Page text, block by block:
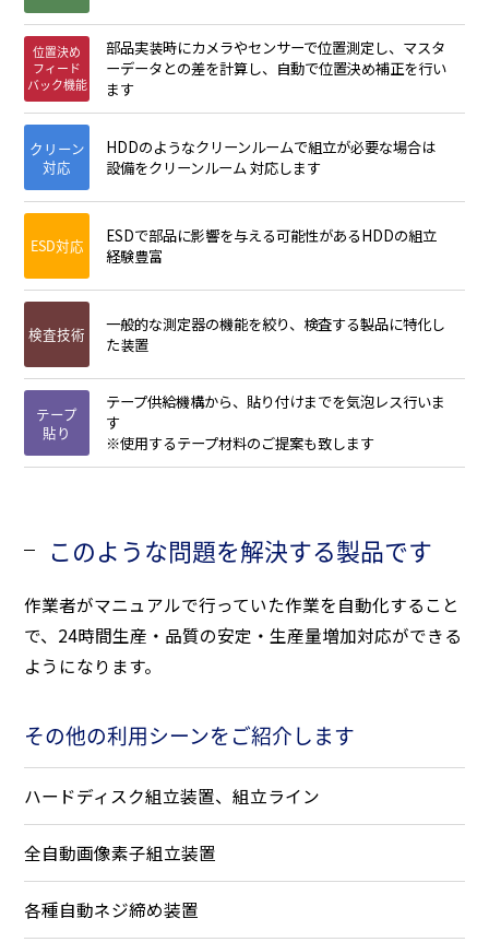
位置決め
フィード
バック機能
部品実装時にカメラやセンサーで位置測定し、マスタ
ーデータとの差を計算し、自動で位置決め補正を行い
ます
クリーン
対応
HDDのようなクリーンルームで組立が必要な場合は
設備をクリーンルーム 対応します
ESD対応
ESDで部品に影響を与える可能性があるHDDの組立
経験豊富
検査技術
一般的な測定器の機能を絞り、検査する製品に特化し
た装置
テープ
貼り
テープ供給機構から、貼り付けまでを気泡レス行いま
す
※使用するテープ材料のご提案も致します
このような問題を解決する製品です
作業者がマニュアルで行っていた作業を自動化すること
で、24時間生産・品質の安定・生産量増加対応ができる
ようになります。
その他の利用シーンをご紹介します
ハードディスク組立装置、組立ライン
全自動画像素子組立装置
各種自動ネジ締め装置